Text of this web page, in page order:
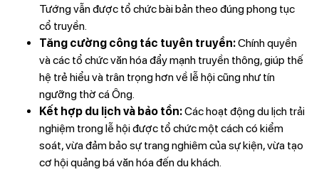
Tướng vẫn được tổ chức bài bản theo đúng phong tục
cổ truyền.
Tăng cường công tác tuyên truyền:Chính quyền
và các tổ chức văn hóa đẩy mạnh truyền thông, giúp thế
hệ trẻ hiểu và trân trọng hơn về lễ hội cũng như tín
ngưỡng thờ cá Ông.
Kết hợp du lịch và bảo tồn:Các hoạt động du lịch trải
nghiệm trong lễ hội được tổ chức một cách có kiểm
soát, vừa đảm bảo sự trang nghiêm của sự kiện, vừa tạo
cơ hội quảng bá văn hóa đến du khách.